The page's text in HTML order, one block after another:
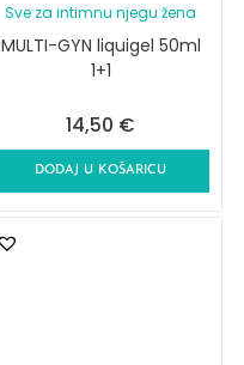
Sve za intimnu njegu žena
MULTI-GYN liquigel 50ml
1+1
14,50 €
DODAJ U KOŠARICU